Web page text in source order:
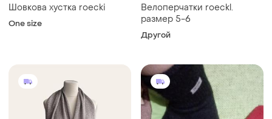
Шовкова хустка roecki
One size
Велоперчатки roeckl.
размер 5-6
Другой